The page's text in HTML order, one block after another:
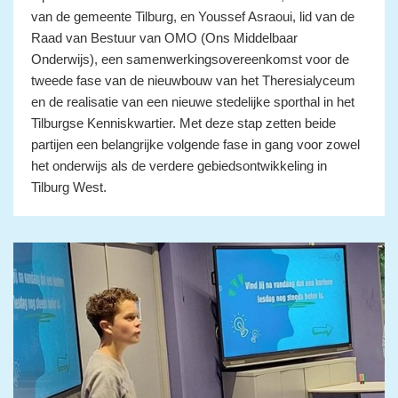
van de gemeente Tilburg, en Youssef Asraoui, lid van de
Raad van Bestuur van OMO (Ons Middelbaar
Onderwijs), een samenwerkingsovereenkomst voor de
tweede fase van de nieuwbouw van het Theresialyceum
en de realisatie van een nieuwe stedelijke sporthal in het
Tilburgse Kenniskwartier. Met deze stap zetten beide
partijen een belangrijke volgende fase in gang voor zowel
het onderwijs als de verdere gebiedsontwikkeling in
Tilburg West.